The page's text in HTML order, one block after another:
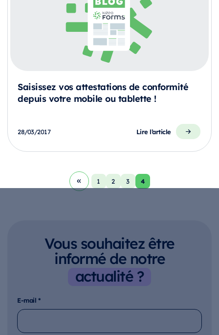
Saisissez vos attestations de conformité
depuis votre mobile ou tablette !
28/03/2017 Lire l’article
1 2 3 4
Vous souhaitez être
informé de notre
actualité ?
E-mail *